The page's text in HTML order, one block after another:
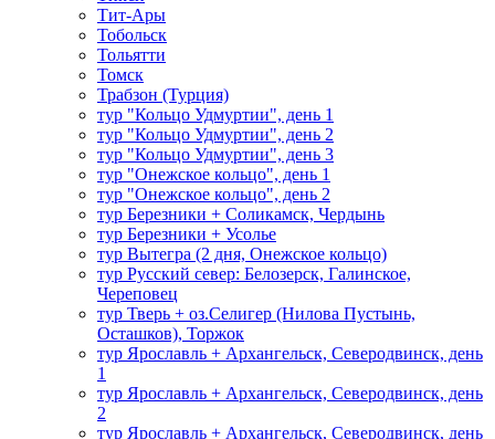
Тит-Ары
Тобольск
Тольятти
Томск
Трабзон (Турция)
тур "Кольцо Удмуртии", день 1
тур "Кольцо Удмуртии", день 2
тур "Кольцо Удмуртии", день 3
тур "Онежское кольцо", день 1
тур "Онежское кольцо", день 2
тур Березники + Соликамск, Чердынь
тур Березники + Усолье
тур Вытегра (2 дня, Онежское кольцо)
тур Русский север: Белозерск, Галинское,
Череповец
тур Тверь + оз.Селигер (Нилова Пустынь,
Осташков), Торжок
тур Ярославль + Архангельск, Северодвинск, день
1
тур Ярославль + Архангельск, Северодвинск, день
2
тур Ярославль + Архангельск, Северодвинск, день